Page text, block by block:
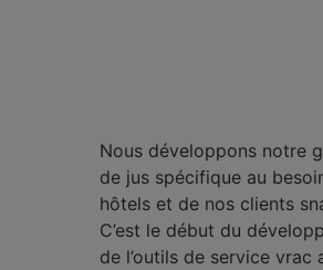
Nous développons notre
de jus spécifique au
hôtels et de nos clients
C’est le début du
de l’outils de service vrac